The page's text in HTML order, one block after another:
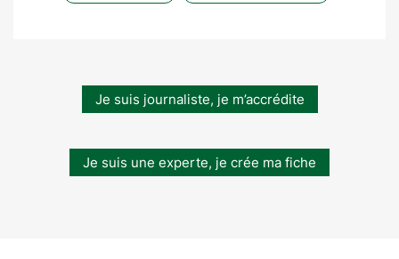
Je suis journaliste, je m’accrédite
Je suis une experte, je crée ma fiche